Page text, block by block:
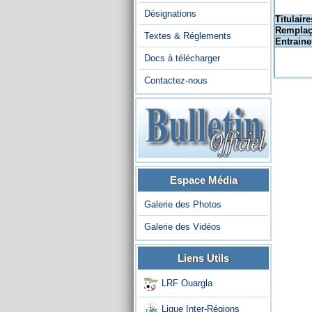
Désignations
Textes & Réglements
Docs à télécharger
Contactez-nous
Espace Média
Galerie des Photos
Galerie des Vidéos
Liens Utils
LRF Ouargla
Ligue Inter-Régions